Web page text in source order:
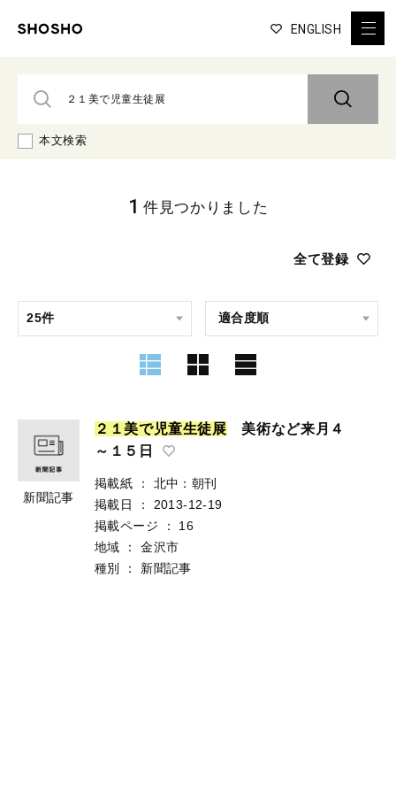
ENGLISH
本文検索
全て登録
1 件見つかりました
新聞記事
２ １ 美で児童生徒展 美術など来月４
～１５日
掲載紙 ：
北中：朝刊
掲載日
：
2013-12-19
掲載ページ
：
16
地域
：
金沢市
種別
： 新聞記事